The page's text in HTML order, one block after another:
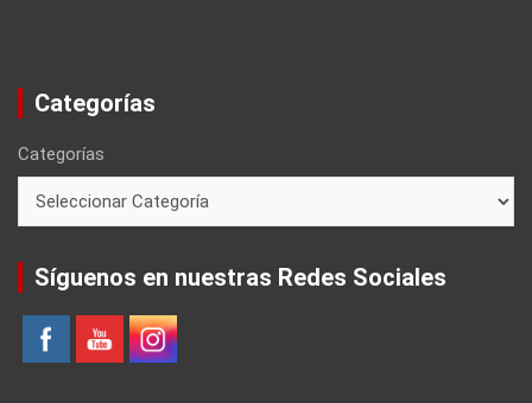
Categorías
Categorías
Síguenos en nuestras Redes Sociales